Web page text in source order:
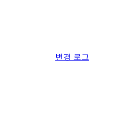
변경 로그